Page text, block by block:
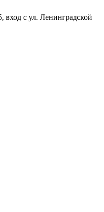
вход с ул. Ленинградской